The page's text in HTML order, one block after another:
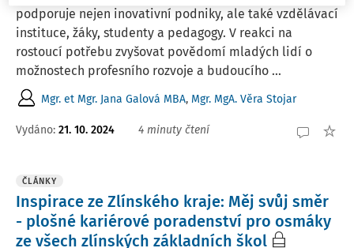
podporuje nejen inovativní podniky, ale také vzdělávací
instituce, žáky, studenty a pedagogy. V reakci na
rostoucí potřebu zvyšovat povědomí mladých lidí o
možnostech profesního rozvoje a budoucího ...
Mgr. et Mgr. Jana Galová MBA, Mgr. MgA. Věra Stojar
Vydáno: 21. 10. 2024 4 minuty čtení
ČLÁNKY
Inspirace ze Zlínského kraje: Měj svůj směr
- plošné kariérové poradenství pro osmáky
ze všech zlínských základních škol